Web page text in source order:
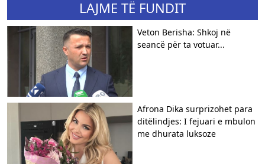
LAJME TË FUNDIT
Veton Berisha: Shkoj në
seancë për ta votuar...
Afrona Dika surprizohet para
ditëlindjes: I fejuari e mbulon
me dhurata luksoze